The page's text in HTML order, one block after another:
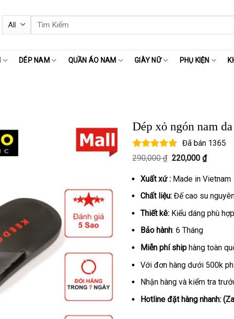
Tìm
kiếm:
DÉP NAM QUẦN ÁO NAM GIÀY NỮ PHỤ KIỆN
Dép xỏ ngón nam
Đã bán 1365
290,000₫ Giá
290,000 ₫.
220,000 ₫Giá
hiện
là:
Xuất xứ :Made in Vietnam
Chất liệu:Đế cao su
Thiết kê:Kiểu dáng phù
Bảo hành: 6 Tháng
Miễn phí shiphàng toàn
Với đơn hàng dưới 500k
Nhận hàng và kiểm tra
Hotline đặt hàng nhanh: